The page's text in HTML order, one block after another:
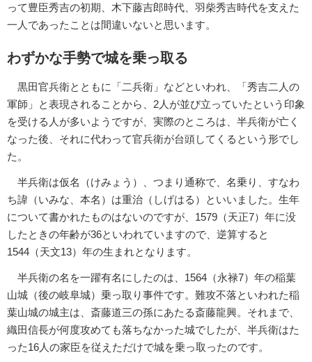
って豊臣秀吉の初期、木下藤吉郎時代、羽柴秀吉時代を支えた
一人であったことは間違いないと思います。
わずかな手勢で城を乗っ取る
黒田官兵衛とともに「二兵衛」などといわれ、「秀吉二人の
軍師」と表現されることから、2人が並び立っていたという印象
を受ける人が多いようですが、実際のところは、半兵衛が亡く
なった後、それに代わって官兵衛が台頭してくるという形でし
た。
半兵衛は仮名（けみょう）、つまり通称で、名乗り、すなわ
ち諱（いみな、本名）は重治（しげはる）といいました。生年
について書かれたものはないのですが、1579（天正7）年に没
したときの年齢が36といわれていますので、逆算すると
1544（天文13）年の生まれとなります。
半兵衛の名を一躍有名にしたのは、1564（永禄7）年の稲葉
山城（後の岐阜城）乗っ取り事件です。難攻不落といわれた稲
葉山城の城主は、斎藤道三の孫にあたる斎藤龍興。それまで、
織田信長が何度攻めても落ちなかった城でしたが、半兵衛はた
った16人の家臣を従えただけで城を乗っ取ったのです。